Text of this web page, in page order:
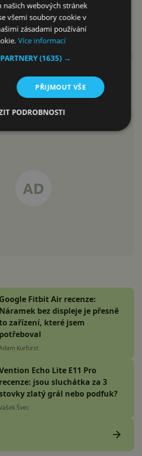
Legion bude mít
reproduktory ze
telefonů
Kárník 19.7.2020
120W nabíjením
Jakub Kárník16.7.2020
Google Fitbit Air recenze:
Náramek bez displeje je přesně
zařízení, které jsem
potřeboval
Kurfürst
Echo Lite E11 Pro
recenze: jsou sluchátka za 3
zlatý grál nebo podfuk?
Švec
našich webových stránek
všemi soubory cookie v
zásadami používání
Více informací
(1635) →
PŘIJMOUT VŠE
PODROBNOSTI